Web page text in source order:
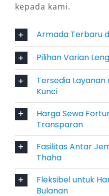
Fortuner 4×4 adalah
fleksibilitas lebih,
kenyamanan.
4. Fitur
Perjalanan Aman
Dalam konteks
kota, fitur
Fortuner dibekali
kontrol traksi, hill
Ini memberikan rasa
maupun penumpang.
kepada kami.
Armada Terbaru
Pilihan Varian
Tersedia
Kunci
Harga Sewa
Transparan
Fasilitas Antar
Thaha
Fleksibel untuk
Bulanan